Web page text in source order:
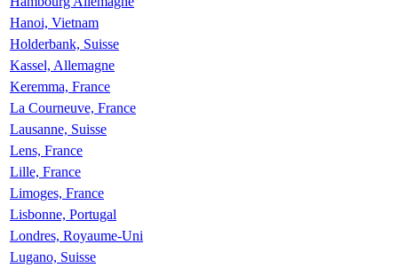
Hanoi, Vietnam
Holderbank, Suisse
Kassel, Allemagne
Keremma, France
La Courneuve, France
Lausanne, Suisse
Lens, France
Lille, France
Limoges, France
Lisbonne, Portugal
Londres, Royaume-Uni
Lugano, Suisse